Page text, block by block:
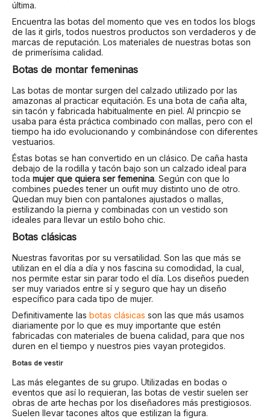
última.
Encuentra las botas del momento que ves en todos los blogs
de las it girls, todos nuestros productos son verdaderos y de
marcas de reputación. Los materiales de nuestras botas son
de primerísima calidad.
Botas de montar femeninas
Las botas de montar surgen del calzado utilizado por las
amazonas al practicar equitación. Es una bota de caña alta,
sin tacón y fabricada habitualmente en piel. Al princpio se
usaba para ésta práctica combinado con mallas, pero con el
tiempo ha ido evolucionando y combinándose con diferentes
vestuarios.
Éstas botas se han convertido en un clásico. De caña hasta
debajo de la rodilla y tacón bajo son un calzado ideal para
toda mujer que quiera ser femenina. Según con que lo
combines puedes tener un oufit muy distinto uno de otro.
Quedan muy bien con pantalones ajustados o mallas,
estilizando la pierna y combinadas con un vestido son
ideales para llevar un estilo boho chic.
Botas clásicas
Nuestras favoritas por su versatilidad. Son las que más se
utilizan en el día a día y nos fascina su comodidad, la cual,
nos permite estar sin parar todo el día. Los diseños pueden
ser muy variados entre sí y seguro que hay un diseño
específico para cada tipo de mujer.
Definitivamente las botas clásicas son las que más usamos
diariamente por lo que es muy importante que estén
fabricadas con materiales de buena calidad, para que nos
duren en el tiempo y nuestros pies vayan protegidos.
Botas de vestir
Las más elegantes de su grupo. Utilizadas en bodas o
eventos que así lo requieran, las botas de vestir suelen ser
obras de arte hechas por los diseñadores más prestigiosos.
Suelen llevar tacones altos que estilizan la figura.